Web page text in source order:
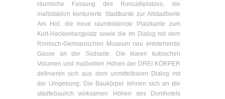
räumliche Fassung des Roncalliplatzes, die
maßstäblich konturierte Stadtkante zur Altstadtseite
Am Hof, die neue raumbildende Platzkante zum
Kurt-Hackenbergplatz sowie die im Dialog mit dem
Römisch-Germanischen Museum neu entstehende
Gasse an der Südseite. Die klaren kubischen
Volumen und maßvollen Höhen der DREI KÖRPER
definieren sich aus dem unmittelbaren Dialog mit
der Umgebung: Die Baukörper lehnen sich an die
städtebaulich wirksamen Höhen des Domhotels